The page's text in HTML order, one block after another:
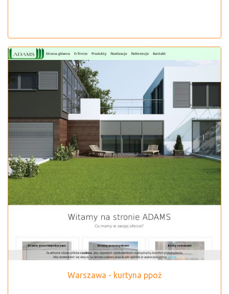
Warszawa - kurtyna ppoż